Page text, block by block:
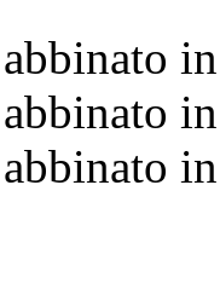
abbinato
abbinato
abbinato